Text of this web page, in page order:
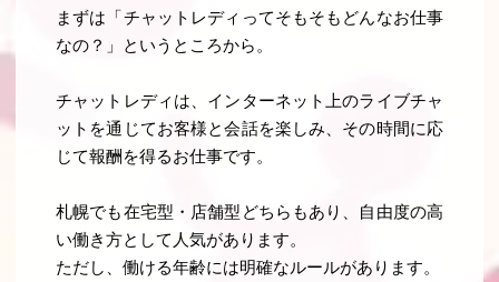
まずは「チャットレディってそもそもどんなお仕事
なの？」というところから。
チャットレディは、インターネット上のライブチャ
ットを通じてお客様と会話を楽しみ、その時間に応
じて報酬を得るお仕事です。
札幌でも在宅型・店舗型どちらもあり、自由度の高
い働き方として人気があります。
ただし、働ける年齢には明確なルールがあります。